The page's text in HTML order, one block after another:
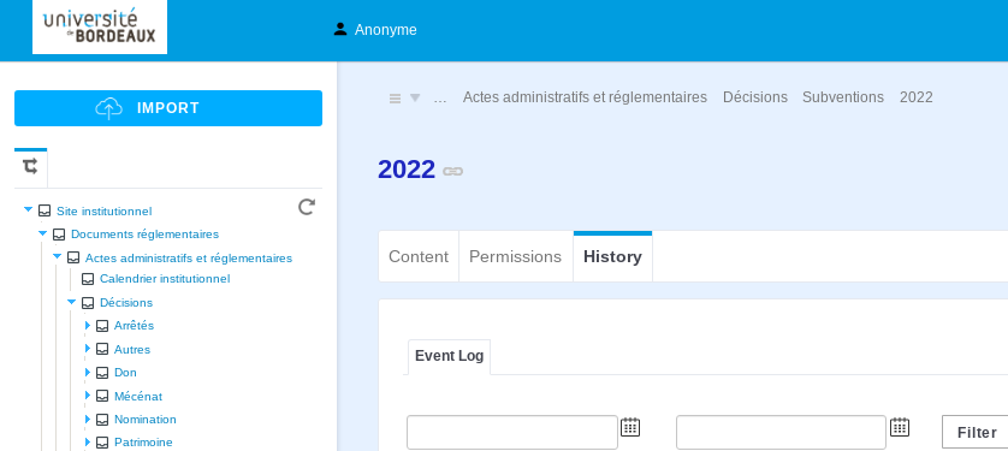
Anonyme
Site institutionnel
Documents réglementaires
Actes administratifs et réglementaires
Calendrier institutionnel
Décisions
Arrêtés
Autres
Don
Mécénat
Nomination
Patrimoine
… Actes administratifs et réglementaires Décisions Subventions 2022
2022
Content Permissions History
Event Log